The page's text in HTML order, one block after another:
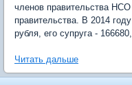
членов правительства
правительства. В 2014
рубля, его супруга -
Читать дальше